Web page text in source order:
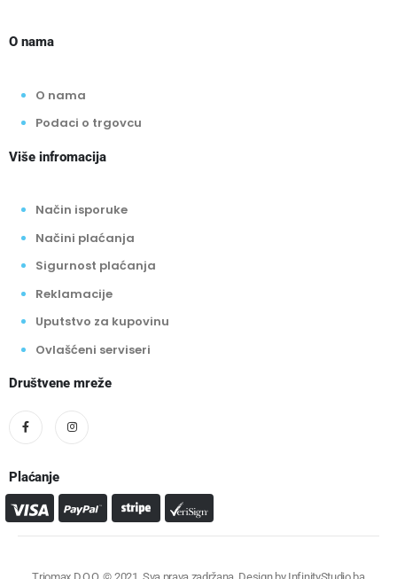
O nama
O nama
Podaci o trgovcu
Više infromacija
Način isporuke
Načini plaćanja
Sigurnost plaćanja
Reklamacije
Uputstvo za kupovinu
Ovlašćeni serviseri
Društvene mreže
Plaćanje